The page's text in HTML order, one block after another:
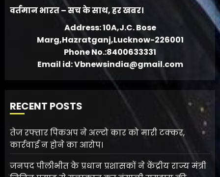
वर्तमान भारत – सच के साथ, हर खबर।
Address: 10A,J.C. Bose
Marg,Hazratganj,Lucknow-226001
Phone No.:8400633331
Email id: Vbnewsindia@gmail.com
RECENT POSTS
तेज रफ्तार पिकअप ने अल्टो कार को मारी टक्कर,
कार्रवाई न होने का आरोप।
जनपद पीलीभीत के प्रधान प्रशासकों ने केंद्रीय राज्य मंत्री